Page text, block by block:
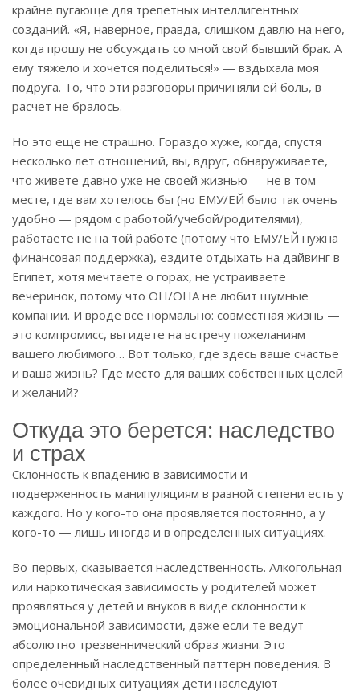
крайне пугающе для трепетных интеллигентных
созданий. «Я, наверное, правда, слишком давлю на него,
когда прошу не обсуждать со мной свой бывший брак. А
ему тяжело и хочется поделиться!» — вздыхала моя
подруга. То, что эти разговоры причиняли ей боль, в
расчет не бралось.
Но это еще не страшно. Гораздо хуже, когда, спустя
несколько лет отношений, вы, вдруг, обнаруживаете,
что живете давно уже не своей жизнью — не в том
месте, где вам хотелось бы (но ЕМУ/ЕЙ было так очень
удобно — рядом с работой/учебой/родителями),
работаете не на той работе (потому что ЕМУ/ЕЙ нужна
финансовая поддержка), ездите отдыхать на дайвинг в
Египет, хотя мечтаете о горах, не устраиваете
вечеринок, потому что ОН/ОНА не любит шумные
компании. И вроде все нормально: совместная жизнь —
это компромисс, вы идете на встречу пожеланиям
вашего любимого… Вот только, где здесь ваше счастье
и ваша жизнь? Где место для ваших собственных целей
и желаний?
Откуда это берется: наследство
и страх
Склонность к впадению в зависимости и
подверженность манипуляциям в разной степени есть у
каждого. Но у кого-то она проявляется постоянно, а у
кого-то — лишь иногда и в определенных ситуациях.
Во-первых, сказывается наследственность. Алкогольная
или наркотическая зависимость у родителей может
проявляться у детей и внуков в виде склонности к
эмоциональной зависимости, даже если те ведут
абсолютно трезвеннический образ жизни. Это
определенный наследственный паттерн поведения. В
более очевидных ситуациях дети наследуют